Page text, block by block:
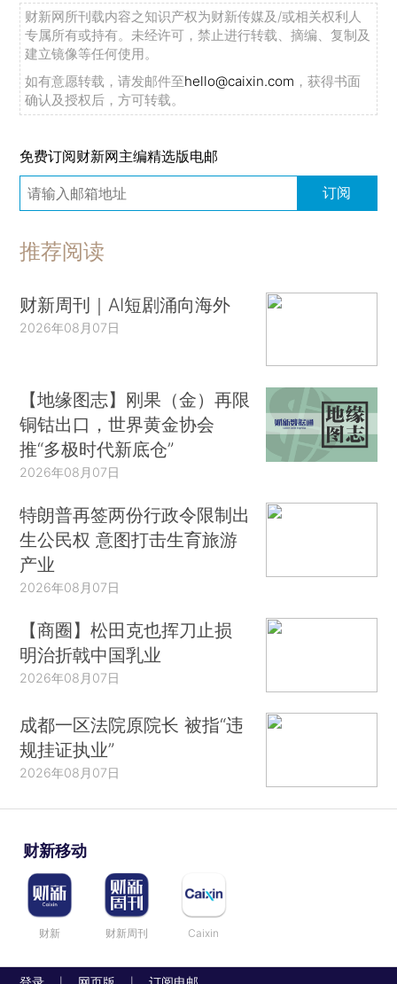
财新网所刊载内容之知识产权为财新传媒及/或相关权利人
专属所有或持有。未经许可，禁止进行转载、摘编、复制及
建立镜像等任何使用。
如有意愿转载，请发邮件至hello@caixin.com ，获得书面
确认及授权后，方可转载。
免费订阅财新网主编精选版电邮
订阅
推荐阅读
财新周刊｜AI短剧涌向海外
2026年08月07日
【地缘图志】刚果（金）再限
铜钴出口，世界黄金协会
推“多极时代新底仓”
2026年08月07日
特朗普再签两份行政令限制出
生公民权 意图打击生育旅游
产业
2026年08月07日
【商圈】松田克也挥刀止损
明治折戟中国乳业
2026年08月07日
成都一区法院原院长 被指“违
规挂证执业”
2026年08月07日
财新移动
财新 财新周刊 Caixin